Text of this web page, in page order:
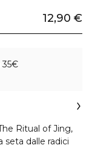
12,90 €
35€
Ritual of Jing,
seta dalle radici